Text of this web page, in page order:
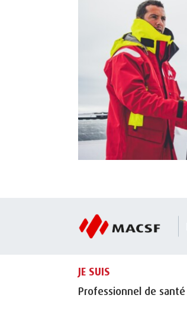
JE SUIS
Professionnel de santé